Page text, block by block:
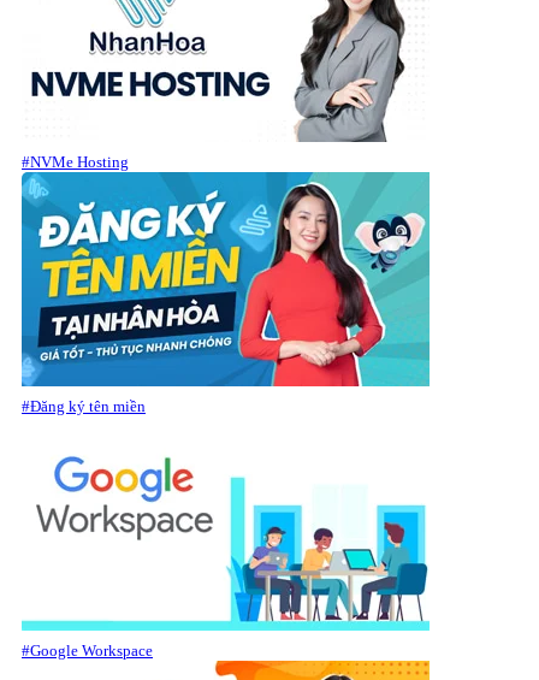
#NVMe Hosting
#Đăng ký tên miền
#Google Workspace